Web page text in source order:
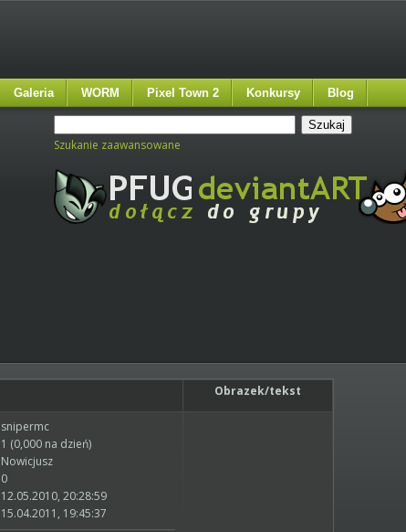
Galeria WORM Pixel Town 2 Konkursy Blog
Szukanie zaawansowane
Obrazek/tekst
snipermc
1 (0,000 na dzień)
Nowicjusz
0
12.05.2010, 20:28:59
15.04.2011, 19:45:37